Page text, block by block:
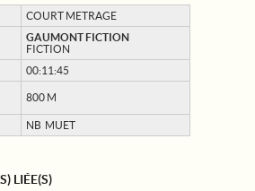
COURT METRAGE
GAUMONT FICTION
FICTION
00:11:45
800 M
NB MUET
LIÉE(S)